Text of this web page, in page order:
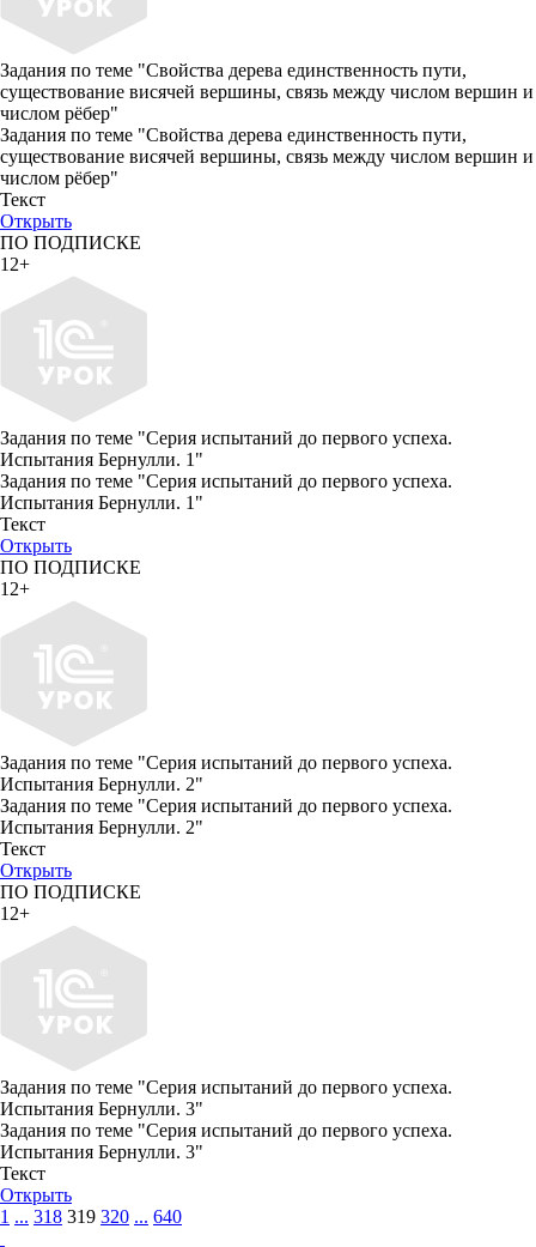
Задания по теме "Свойства дерева единственность пути,
существование висячей вершины, связь между числом вершин и
числом рёбер"
Задания по теме "Свойства дерева единственность пути,
существование висячей вершины, связь между числом вершин и
числом рёбер"
Текст
Открыть
ПО ПОДПИСКЕ
12+
Задания по теме "Серия испытаний до первого успеха.
Испытания Бернулли. 1"
Задания по теме "Серия испытаний до первого успеха.
Испытания Бернулли. 1"
Текст
Открыть
ПО ПОДПИСКЕ
12+
Задания по теме "Серия испытаний до первого успеха.
Испытания Бернулли. 2"
Задания по теме "Серия испытаний до первого успеха.
Испытания Бернулли. 2"
Текст
Открыть
ПО ПОДПИСКЕ
12+
Задания по теме "Серия испытаний до первого успеха.
Испытания Бернулли. 3"
Задания по теме "Серия испытаний до первого успеха.
Испытания Бернулли. 3"
Текст
Открыть
1 ... 318 319 320 ... 640